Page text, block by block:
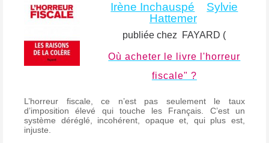
Irène Inchauspé
Sylvie
Hattemer
publiée chez FAYARD (
Où acheter le livre l'horreur
fiscale" ?
L’horreur fiscale, ce n’est pas seulement le taux
d’imposition élevé qui touche les Français. C’est un
système déréglé, incohérent, opaque et, qui plus est,
injuste.